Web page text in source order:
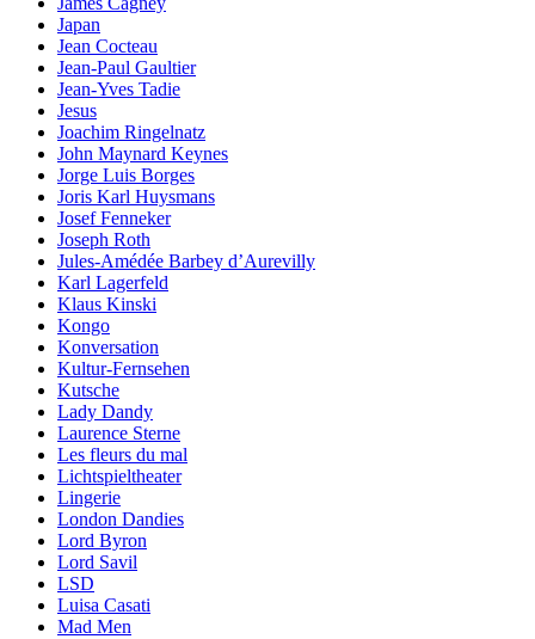
Japan
Jean Cocteau
Jean-Paul Gaultier
Jean-Yves Tadie
Jesus
Joachim Ringelnatz
John Maynard Keynes
Jorge Luis Borges
Joris Karl Huysmans
Josef Fenneker
Joseph Roth
Jules-Amédée Barbey d’Aurevilly
Karl Lagerfeld
Klaus Kinski
Kongo
Konversation
Kultur-Fernsehen
Kutsche
Lady Dandy
Laurence Sterne
Les fleurs du mal
Lichtspieltheater
Lingerie
London Dandies
Lord Byron
Lord Savil
LSD
Luisa Casati
Mad Men